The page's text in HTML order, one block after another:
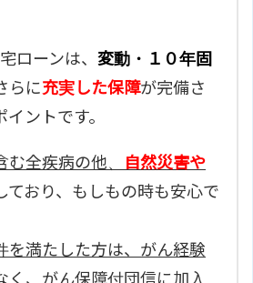
ローンは、 変動・１０年固
らに充実した保障が完備さ
ントです。
全疾病の他、
自然災害や
ており、もしもの時も安心で
を満たした方は、がん経験
く、がん保障付団信に加入